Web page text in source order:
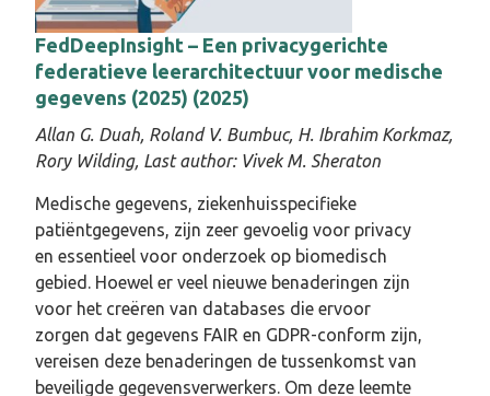
spitten en bestanden te downloaden
voordat ze zelfs maar aan hun analyse
kunnen beginnen.
“Zie het als een streng beveiligde kluis waar
je de inhoud kunt onderzoeken en complexe
experimenten kunt uitvoeren, maar waarbij
de gegevens zelf het gebouw nooit
daadwerkelijk verlaten,” legt het team uit. Dit
wordt bereikt door middel van
edge
computing
, waarbij berekeningen worden
uitgevoerd in beveiligde cloudomgevingen
(met behulp van Supabase edge-functies) in
plaats van op de lokale computer van een
onderzoeker. Gevoelige genetische
FedDeepInsight – Een privacygerichte
federatieve leerarchitectuur voor medische
gegevens (2025) (2025)
Allan G. Duah, Roland V. Bumbuc, H. Ibrahim Korkmaz,
Rory Wilding, Last author: Vivek M. Sheraton
Medische gegevens, ziekenhuisspecifieke
patiëntgegevens, zijn zeer gevoelig voor privacy
en essentieel voor onderzoek op biomedisch
gebied. Hoewel er veel nieuwe benaderingen zijn
voor het creëren van databases die ervoor
zorgen dat gegevens FAIR en GDPR-conform zijn,
vereisen deze benaderingen de tussenkomst van
beveiligde gegevensverwerkers. Om deze leemte